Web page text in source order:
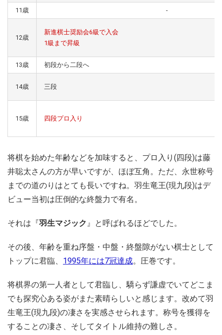
11歳 -
12歳
新進棋士奨励会6級で入会
1級まで昇級
13歳 初段から二段へ
14歳 三段
15歳 四段プロ入り
将棋を始めた年齢などを加味すると、プロ入り(四段)は藤
井聡太さんの方が早いですが、ほぼ互角。ただ、永世称号
までの道のりはとても長いですね。羽生竜王(現九段)はデ
ビュー当初は圧倒的な終盤力で有名。
それは『羽生マジック 』と呼ばれるほどでした。
その後、年齢を重ね序盤・中盤・終盤隙がない棋士として
トップに君臨、 1995年には7冠達成。圧巻です。
将棋界の第一人者として君臨し、驕らず謙虚でいてどこま
でも探究心ある姿がまた素晴らしいと感じます。改めて羽
生竜王(現九段)の凄さを実感させられます。称号を獲得を
することの凄さ、そしてタイトル維持の難しさ。